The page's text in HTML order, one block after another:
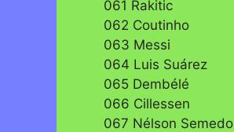
061 Rakitic
062 Coutinho
063 Messi
064 Luis Suárez
065 Dembélé
066 Cillessen
067 Nélson Semedo